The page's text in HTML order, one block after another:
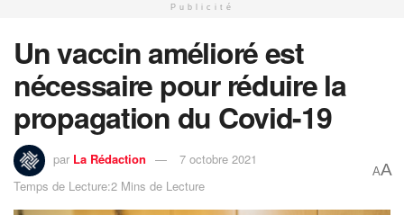
Publicité
Un vaccin amélioré est
nécessaire pour réduire la
propagation du Covid-19
par La Rédaction
7 octobre 2021
Temps de Lecture:2 Mins de Lecture
AA